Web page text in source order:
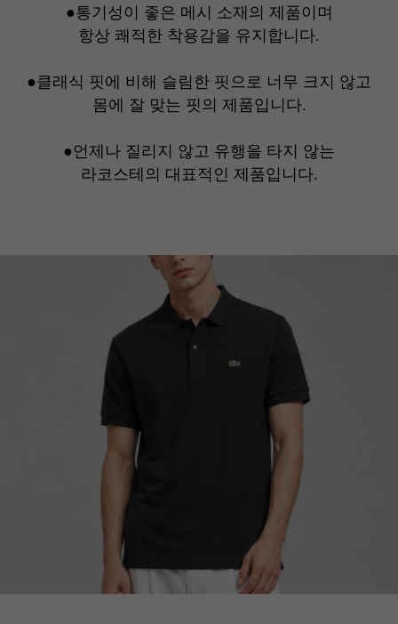
●통기성이 좋은 메시 소재의 제품이며
항상 쾌적한 착용감을 유지합니다.
●클래식 핏에 비해 슬림한 핏으로 너무 크지 않고
몸에 잘 맞는 핏의 제품입니다.
●언제나 질리지 않고 유행을 타지 않는
라코스테의 대표적인 제품입니다.